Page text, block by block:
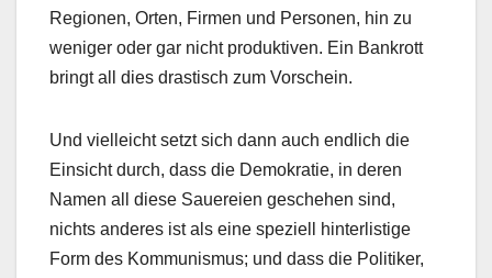
Regionen, Orten, Firmen und Personen, hin zu
weniger oder gar nicht produktiven. Ein Bankrott
bringt all dies drastisch zum Vorschein.
Und vielleicht setzt sich dann auch endlich die
Einsicht durch, dass die Demokratie, in deren
Namen all diese Sauereien geschehen sind,
nichts anderes ist als eine speziell hinterlistige
Form des Kommunismus; und dass die Politiker,